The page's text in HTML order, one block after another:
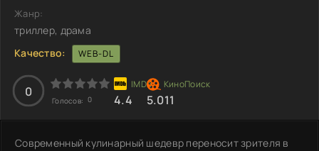
Жанр:
триллер, драма
Качество:
WEB-DL
0
Голосов: 0 4.4 5.011
Современный кулинарный шедевр переносит зрителя в